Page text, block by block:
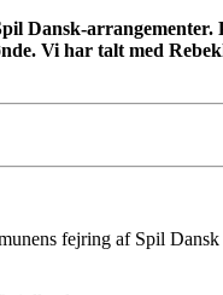
Dansk-arrangementer.
Vi har talt med
fejring af Spil